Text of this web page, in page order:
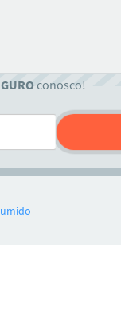
conosco!